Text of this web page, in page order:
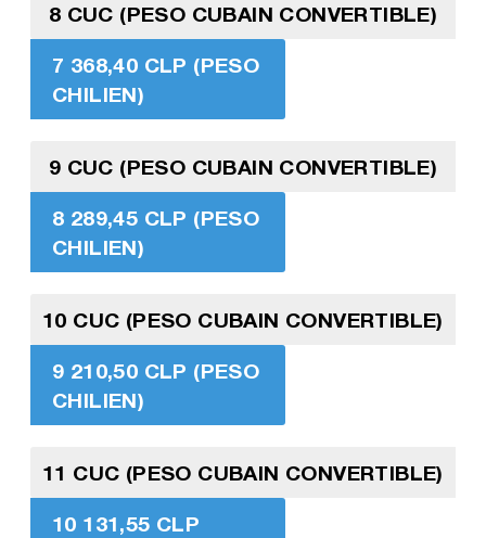
8 CUC (PESO CUBAIN CONVERTIBLE)
7 368,40 CLP (PESO
CHILIEN)
9 CUC (PESO CUBAIN CONVERTIBLE)
8 289,45 CLP (PESO
CHILIEN)
10 CUC (PESO CUBAIN CONVERTIBLE)
9 210,50 CLP (PESO
CHILIEN)
11 CUC (PESO CUBAIN CONVERTIBLE)
10 131,55 CLP